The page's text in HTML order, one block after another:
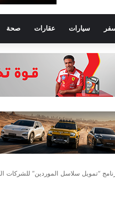
سيارات عقارات صحة
“تمويل سلاسل الموردين” للشركات